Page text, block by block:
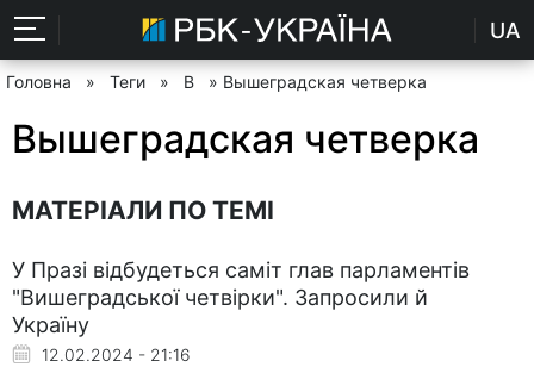
UA
Головна » Теги » В » Вышеградская четверка
Вышеградская четверка
МАТЕРІАЛИ ПО ТЕМІ
У Празі відбудеться саміт глав парламентів
"Вишеградської четвірки". Запросили й
Україну
12.02.2024 - 21:16